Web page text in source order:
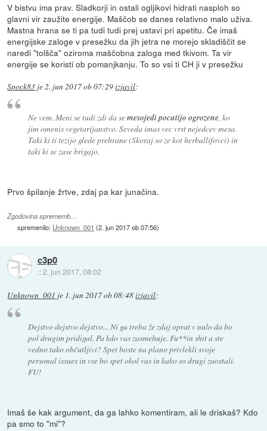
V bistvu ima prav. Sladkorji in ostali ogljikovi hidrati nasploh so
glavni vir zaužite energije. Maščob se danes relativno malo uživa.
Mastna hrana se ti pa tudi tudi prej ustavi pri apetitu. Če imaš
energijske zaloge v presežku da jih jetra ne morejo skladiščit se
naredi "tolšča" oziroma maščobna zaloga med tkivom. Ta vir
energije se koristi ob pomanjkanju. To so vsi ti CH ji v presežku
Spock83 je2. jun 2017 ob 07:29izjavil:
Ne vem. Meni se tudi zdi da semesojedi pocutijo ogrozene, ko
jim omenis vegetarijanstvo. Seveda imas vec vrst nejedcev mesa.
Taki ki ti tezijo glede prehrane (Skoraj so ze kot herballifovci) in
taki ki se zase brigajo.
Prvo špilanje žrtve, zdaj pa kar junačina.
Zgodovina sprememb…
spremenilo: Unknown_001 (2. jun 2017 ob 07:56)
c3p0
::2. jun 2017, 08:02
Unknown_001 je 1. jun 2017 ob 08:48izjavil:
Dejstvo dejstvo dejstvo... Ni ga treba že zdaj oprat v nulo da bo
pol drugim pridigal. Pa kdo vas zasmehuje. Fu**in shit a ste
vedno tako občutljivi? Spet boste na plano privlekli svoje
personal issues in vse bo spet okol vas in kako so drugi zaostali.
FU!
Imaš še kak argument, da ga lahko komentiram, ali le driskaš? Kdo
pa smo to "mi"?